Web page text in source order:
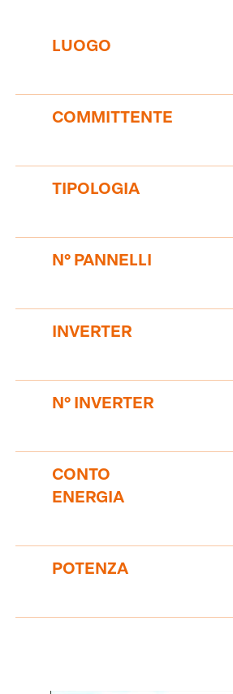
LUOGO
COMMITTENTE
TIPOLOGIA
N° PANNELLI
INVERTER
N° INVERTER
CONTO
ENERGIA
POTENZA